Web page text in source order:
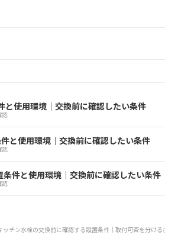
と使用環境｜交換前に確認したい条件
認
件と使用環境｜交換前に確認したい条件
認
条件と使用環境｜交換前に確認したい条件
認
ッチン水栓の交換前に確認する設置条件｜取付可否を分けるポイ